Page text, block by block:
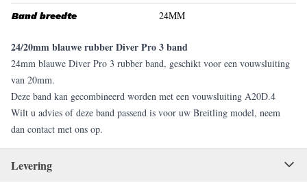
Band breedte 24MM
24/20mm blauwe rubber Diver Pro 3 band
24mm blauwe Diver Pro 3 rubber band, geschikt voor een vouwsluiting
van 20mm.
Deze band kan gecombineerd worden met een vouwsluiting A20D.4
Wilt u advies of deze band passend is voor uw Breitling model, neem
dan contact met ons op.
Levering